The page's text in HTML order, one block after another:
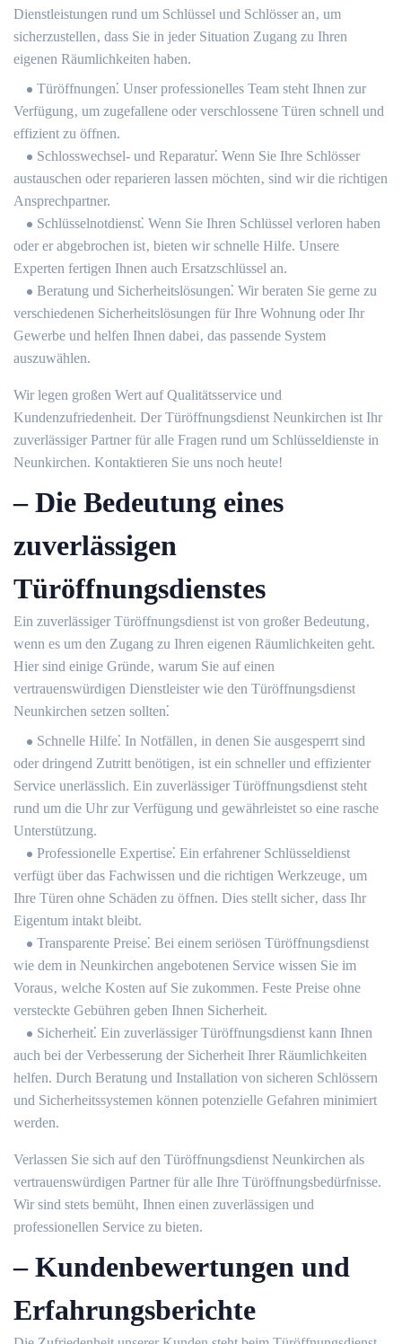
Dienstleistungen rund um Schlüssel und Schlösser an‚ um
sicherzustellen‚ dass Sie in jeder Situation Zugang zu Ihren
eigenen Räumlichkeiten haben.​
Türöffnungen⁚ Unser professionelles Team steht Ihnen zur
Verfügung‚ um zugefallene oder verschlossene Türen schnell und
effizient zu öffnen.​
Schlosswechsel- und Reparatur⁚ Wenn Sie Ihre Schlösser
austauschen oder reparieren lassen möchten‚ sind wir die richtigen
Ansprechpartner.​
Schlüsselnotdienst⁚ Wenn Sie Ihren Schlüssel verloren haben
oder er abgebrochen ist‚ bieten wir schnelle Hilfe.​ Unsere
Experten fertigen Ihnen auch Ersatzschlüssel an.​
Beratung und Sicherheitslösungen⁚ Wir beraten Sie gerne zu
verschiedenen Sicherheitslösungen für Ihre Wohnung oder Ihr
Gewerbe und helfen Ihnen dabei‚ das passende System
auszuwählen.​
Wir legen großen Wert auf Qualitätsservice und
Kundenzufriedenheit. Der Türöffnungsdienst Neunkirchen ist Ihr
zuverlässiger Partner für alle Fragen rund um Schlüsseldienste in
Neunkirchen.​ Kontaktieren Sie uns noch heute!​
– Die Bedeutung eines
zuverlässigen
Türöffnungsdienstes
Ein zuverlässiger Türöffnungsdienst ist von großer Bedeutung‚
wenn es um den Zugang zu Ihren eigenen Räumlichkeiten geht.​
Hier sind einige Gründe‚ warum Sie auf einen
vertrauenswürdigen Dienstleister wie den Türöffnungsdienst
Neunkirchen setzen sollten⁚
Schnelle Hilfe⁚ In Notfällen‚ in denen Sie ausgesperrt sind
oder dringend Zutritt benötigen‚ ist ein schneller und effizienter
Service unerlässlich. Ein zuverlässiger Türöffnungsdienst steht
rund um die Uhr zur Verfügung und gewährleistet so eine rasche
Unterstützung.
Professionelle Expertise⁚ Ein erfahrener Schlüsseldienst
verfügt über das Fachwissen und die richtigen Werkzeuge‚ um
Ihre Türen ohne Schäden zu öffnen.​ Dies stellt sicher‚ dass Ihr
Eigentum intakt bleibt.​
Transparente Preise⁚ Bei einem seriösen Türöffnungsdienst
wie dem in Neunkirchen angebotenen Service wissen Sie im
Voraus‚ welche Kosten auf Sie zukommen.​ Feste Preise ohne
versteckte Gebühren geben Ihnen Sicherheit.​
Sicherheit⁚ Ein zuverlässiger Türöffnungsdienst kann Ihnen
auch bei der Verbesserung der Sicherheit Ihrer Räumlichkeiten
helfen. Durch Beratung und Installation von sicheren Schlössern
und Sicherheitssystemen können potenzielle Gefahren minimiert
werden.​
Verlassen Sie sich auf den Türöffnungsdienst Neunkirchen als
vertrauenswürdigen Partner für alle Ihre Türöffnungsbedürfnisse.
Wir sind stets bemüht‚ Ihnen einen zuverlässigen und
professionellen Service zu bieten.
– Kundenbewertungen und
Erfahrungsberichte